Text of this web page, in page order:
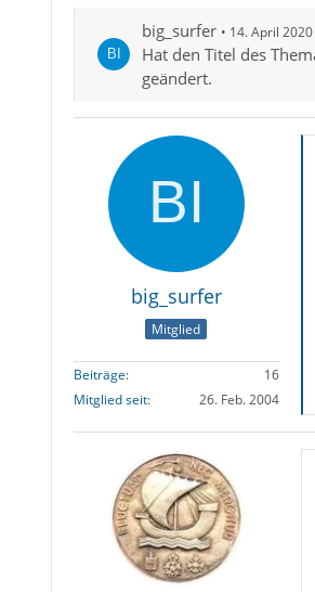
big_surfer 14. April
Hat den Titel des
geändert.
big_surfer
Mitglied
Beiträge
16
Mitglied seit
26. Feb. 2004